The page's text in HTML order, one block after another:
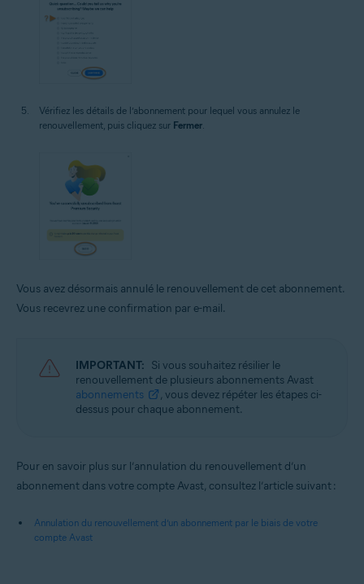
Vérifiez les détails de l’abonnement pour lequel vous annulez le
renouvellement, puis cliquez sur Fermer.
Vous avez désormais annulé le renouvellement de cet abonnement.
Vous recevrez une confirmation par e-mail.
IMPORTANT: Si vous souhaitez résilier le
renouvellement de plusieurs abonnements Avast
abonnements
, vous devez répéter les étapes ci-
dessus pour chaque abonnement.
Pour en savoir plus sur l’annulation du renouvellement d’un
abonnement dans votre compte Avast, consultez l’article suivant :
Annulation du renouvellement d’un abonnement par le biais de votre
compte Avast